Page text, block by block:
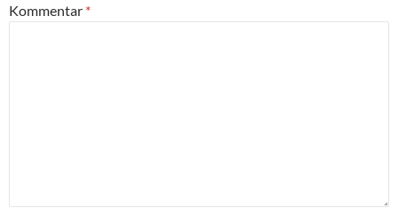
Kommentar *